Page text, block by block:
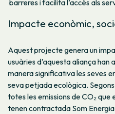
barreres i facilita l’accés als
Impacte econòmic,
Aquest projecte genera un
usuàries d’aquesta aliança han
manera significativa les seves
seva petjada ecològica.
totes les emissions de CO₂ que
tenen contractada Som